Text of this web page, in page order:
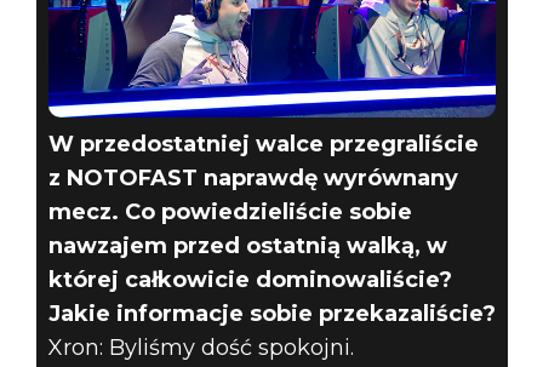
W przedostatniej walce przegraliście
z NOTOFAST naprawdę wyrównany
mecz. Co powiedzieliście sobie
nawzajem przed ostatnią walką, w
której całkowicie dominowaliście?
Jakie informacje sobie przekazaliście?
Xron: Byliśmy dość spokojni.